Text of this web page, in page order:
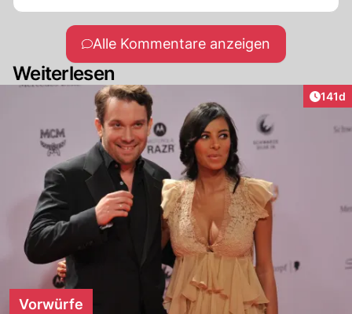
Alle Kommentare anzeigen
Weiterlesen
141d
Vorwürfe